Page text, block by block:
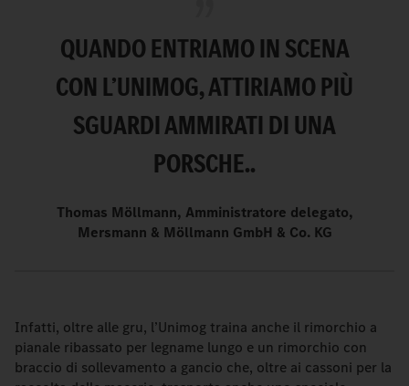
QUANDO ENTRIAMO IN SCENA
CON L’UNIMOG, ATTIRIAMO PIÙ
SGUARDI AMMIRATI DI UNA
PORSCHE..
Thomas Möllmann, Amministratore delegato,
Mersmann & Möllmann GmbH & Co. KG
Infatti, oltre alle gru, l’Unimog traina anche il rimorchio a
pianale ribassato per legname lungo e un rimorchio con
braccio di sollevamento a gancio che, oltre ai cassoni per la